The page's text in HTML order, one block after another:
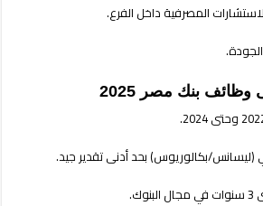
المصرفية داخل الفرع.
بنك مصر 2025
بكالوريوس) بحد أدنى تقدير جيد.